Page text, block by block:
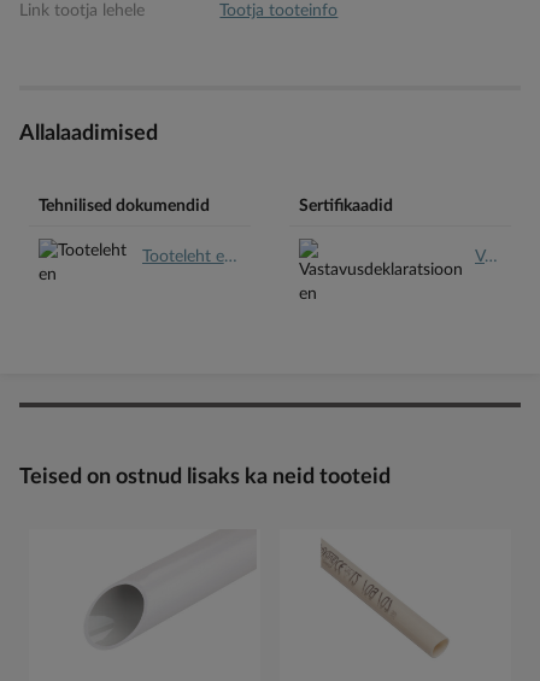
Link tootja lehele Tootja tooteinfo
Allalaadimised
Tehnilised dokumendid
Tooteleht en.pdf
Sertifikaadid
Vastavusdeklaratsioon en.pdf
Teised on ostnud lisaks ka neid tooteid